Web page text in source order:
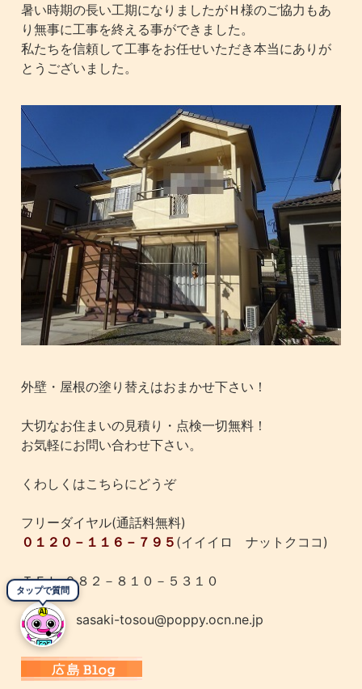
タップで質問
暑い時期の長い工期になりましたがＨ様のご協力もあ
り無事に工事を終える事ができました。
私たちを信頼して工事をお任せいただき本当にありが
とうございました。
外壁・屋根の塗り替えはおまかせ下さい！
大切なお住まいの見積り・点検一切無料！
お気軽にお問い合わせ下さい。
くわしくはこちらにどうぞ
フリーダイヤル(通話料無料)
０１２０－１１６－７９５ (イイイロ ナットクココ)
ＴＥＬ ０８２－８１０－５３１０
E-mail: sasaki-tosou@poppy.ocn.ne.jp